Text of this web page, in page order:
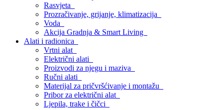
Rasvjeta
Prozračivanje, grijanje, klimatizacija
Voda
Akcija Gradnja & Smart Living
Alati i radionica
Vrtni alat
Električni alati
Proizvodi za njegu i maziva
Ručni alati
Materijal za pričvršćivanje i montažu
Pribor za električni alat
Ljepila, trake i čičci